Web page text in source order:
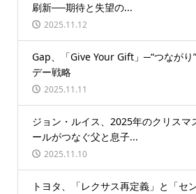
刷新──期待と失望の...
2025.11.12
Gap、「Give Your Gift」─“つながり
デー戦略
2025.11.11
ジョン・ルイス、2025年のクリスマ
ールがつなぐ父と息子...
2025.11.10
トヨタ、「レクサス再定義」と「セ